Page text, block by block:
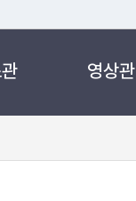
리집입니다.
영상관